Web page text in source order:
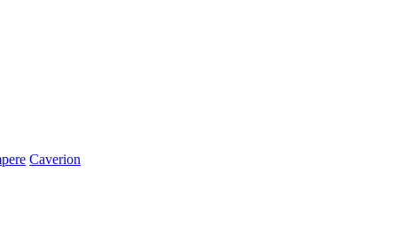
Caverion